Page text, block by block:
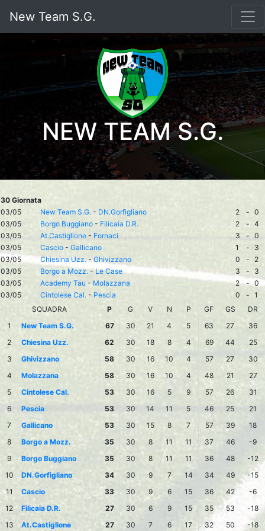
New Team S.G.
NEW TEAM S.G.
30 Giornata
03/05
New Team S.G. - DN.Gorfigliano 2 - 0
03/05
Borgo Buggiano - Filicaia D.R. 2 - 4
03/05
At.Castiglione - Fornaci 3 - 0
03/05
Cascio - Gallicano 1 -
3
03/05
Chiesina Uzz.-Ghivizzano 0 -
2
03/05
Borgo a Mozz.-Le Case 3 -
3
03/05
Academy Tau - Molazzana 2 - 0
03/05
Cintolese Cal. - Pescia 0 - 1
SQUADRA
P G V N P GF GS
DR
1
New Team S.G. 67 30 21 4 5 63 27
36
2
Chiesina Uzz. 62 30 18 8 4 69 44
25
3
Ghivizzano 58 30 16 10 4 57 27
30
4
Molazzana 58 30 16 10 4 48 21
27
5
Cintolese Cal. 53 30 16 5 9 57 26
31
6
Pescia 53 30 14 11 5 46 25
21
7
Gallicano 53 30 15 8 7 57 39
18
8
Borgo a Mozz. 35 30 8 11 11 37 46
-9
9
Borgo Buggiano 35 30 8 11 11 36 48
-12
10
DN.Gorfigliano 34 30 9 7 14 34 49
-15
11
Cascio 33 30 9 6 15 36 42
-6
12
Filicaia D.R. 27 30 6 9 15 35 53
-18
13
At.Castiglione 27 30 7 6 17 32 50 -18